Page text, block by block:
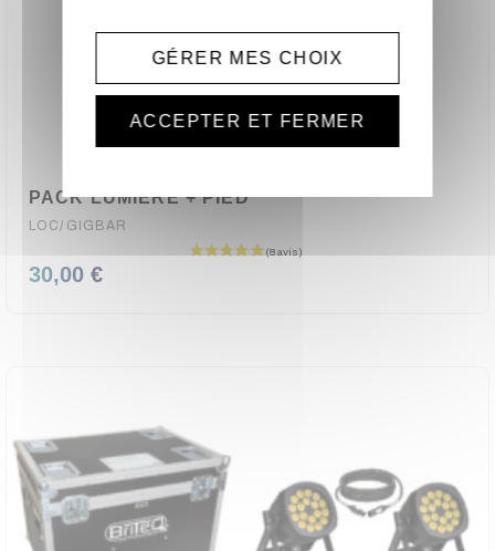
PACK LUMIERE + PIED
LOC/GIGBAR
30,00 €
GÉRER MES CHOIX
ACCEPTER ET FERMER